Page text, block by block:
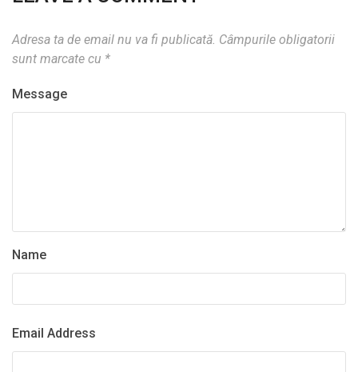
Adresa ta de email nu va fi publicată. Câmpurile obligatorii
sunt marcate cu *
Message
Name
Email Address